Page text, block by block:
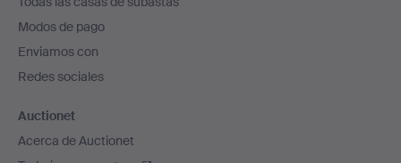
pie
de
página
Modos de pago
Enviamos con
Redes sociales
Auctionet
Acerca de Auctionet